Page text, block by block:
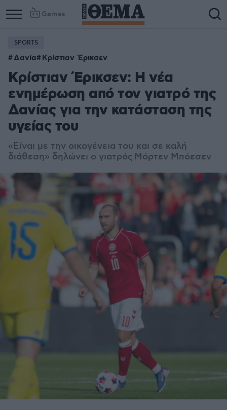
Games
SPORTS
Δανία Κρίστιαν Έρικσεν
Κρίστιαν Έρικσεν: Η νέα
ενημέρωση από τον γιατρό της
Δανίας για την κατάσταση της
υγείας του
«Είναι με την οικογένεια του και σε καλή
διάθεση» δηλώνει ο γιατρός Μόρτεν Μπόεσεν